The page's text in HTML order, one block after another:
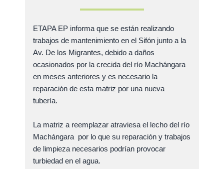
ETAPA EP informa que se están realizando
trabajos de mantenimiento en el Sifón junto a la
Av. De los Migrantes, debido a daños
ocasionados por la crecida del río Machángara
en meses anteriores y es necesario la
reparación de esta matriz por una nueva
tubería.
La matriz a reemplazar atraviesa el lecho del río
Machángara por lo que su reparación y trabajos
de limpieza necesarios podrían provocar
turbiedad en el agua.